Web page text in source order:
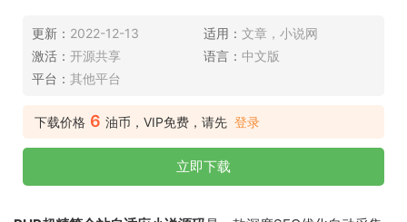
更新： 2022-12-13 适用： 文章，小说网
激活： 开源共享 语言： 中文版
平台： 其他平台
下载价格 6 油币，VIP免费，请先 登录
立即下载